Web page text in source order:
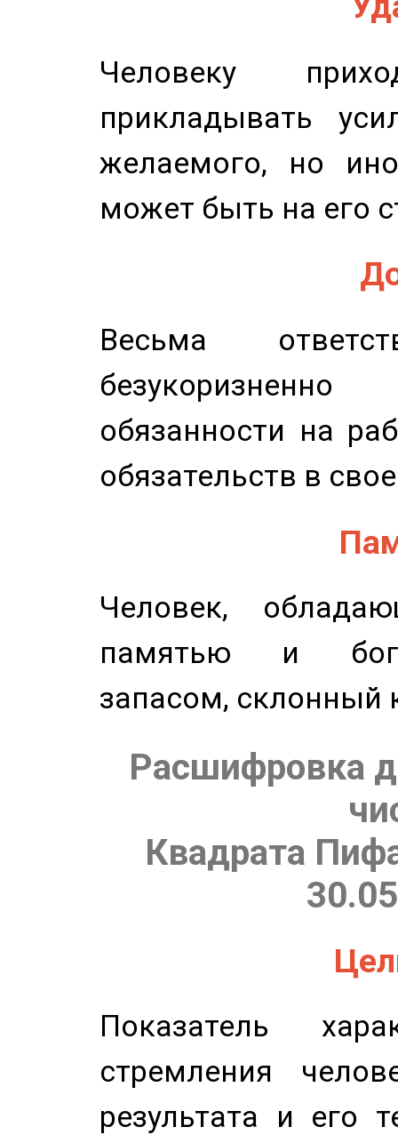
Человеку
прикладывать
желаемого, но
может быть на его
Весьма
обязанности на
обязательств в
Человек,
памятью и
запасом, склонный
Расшифровка
Квадрата
Показатель
стремления
результата и его